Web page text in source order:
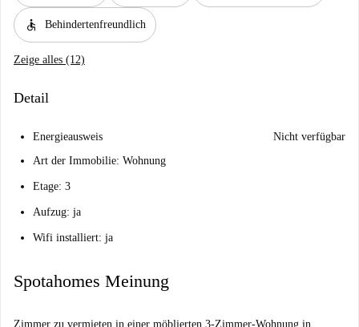
accessible Behindertenfreundlich
Zeige alles (12)
Detail
Energieausweis
Nicht verfügbar
Art der Immobilie: Wohnung
Etage: 3
Aufzug: ja
Wifi installiert: ja
Spotahomes Meinung
Zimmer zu vermieten in einer möblierten 3-Zimmer-Wohnung in